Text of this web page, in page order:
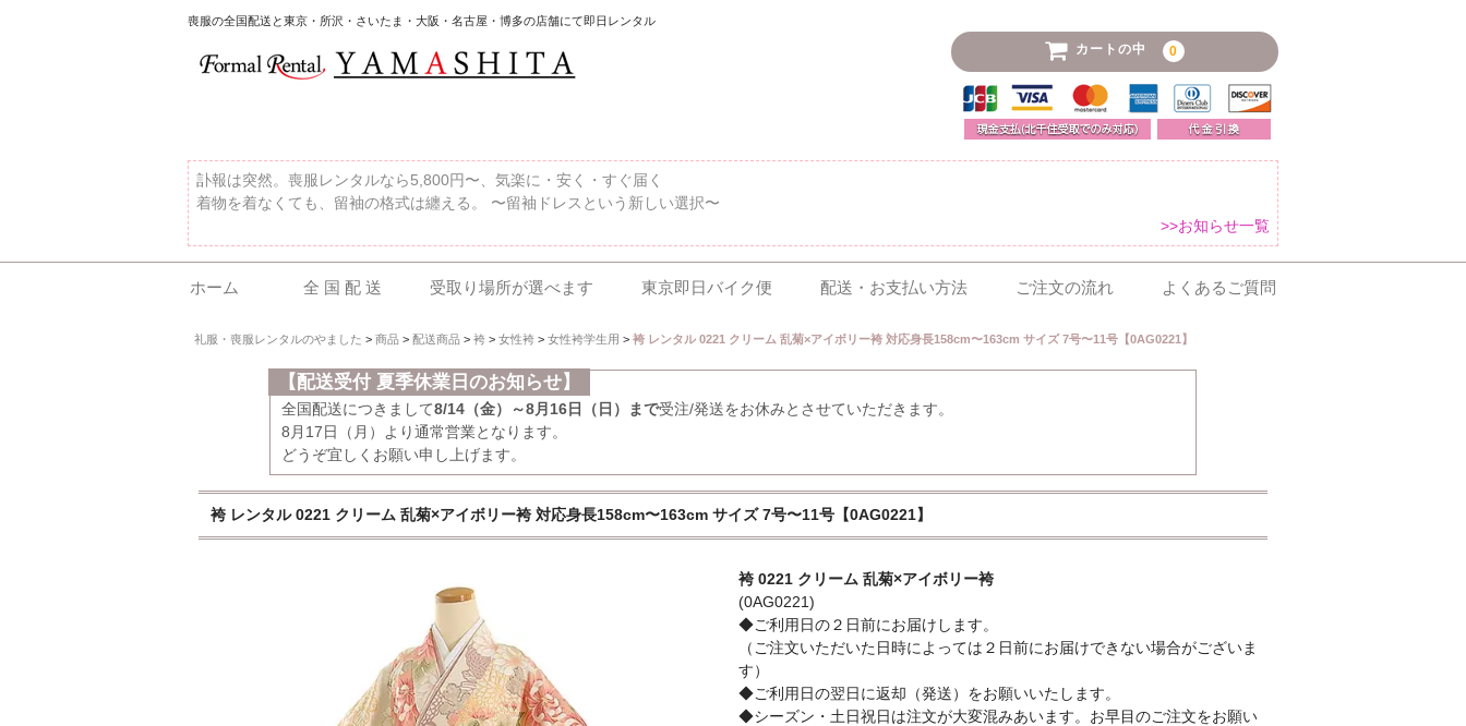
喪服の全国配送と東京・所沢・さいたま・大阪・名古屋・博多の店舗にて即日レンタル
カートの中 0
訃報は突然。喪服レンタルなら5,800円〜、気楽に・安く・すぐ届く
着物を着なくても、留袖の格式は纏える。 〜留袖ドレスという新しい選択〜
>>お知らせ一覧
ホーム 全 国 配 送 受取り場所が選べます 東京即日バイク便 配送・お支払い方法 ご注文の流れ よくあるご質問
礼服・喪服レンタルのやました > 商品> 配送商品> 袴> 女性袴> 女性袴学生用 > 袴 レンタル 0221 クリーム 乱菊×アイボリー袴 対応身長158cm〜163cm サイズ 7号〜11号【0AG0221】
【配送受付 夏季休業日のお知らせ】
全国配送につきまして8/14（金）～8月16日（日）まで受注/発送をお休みとさせていただきます。
8月17日（月）より通常営業となります。
どうぞ宜しくお願い申し上げます。
袴 レンタル 0221 クリーム 乱菊×アイボリー袴 対応身長158cm〜163cm サイズ 7号〜11号【0AG0221】
袴 0221 クリーム 乱菊×アイボリー袴
(0AG0221)
◆ご利用日の２日前にお届けします。
（ご注文いただいた日時によっては２日前にお届けできない場合がございま
す）
◆ご利用日の翌日に返却（発送）をお願いいたします。
◆シーズン・土日祝日は注文が大変混みあいます。お早目のご注文をお願い